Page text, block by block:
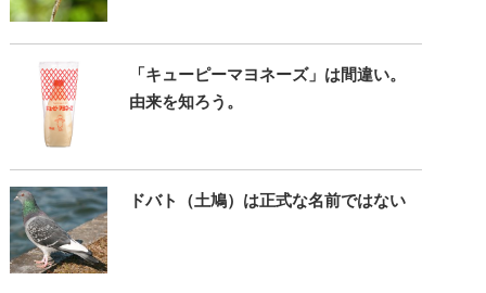
「キューピーマヨネーズ」は間違い。
由来を知ろう。
ドバト（土鳩）は正式な名前ではない